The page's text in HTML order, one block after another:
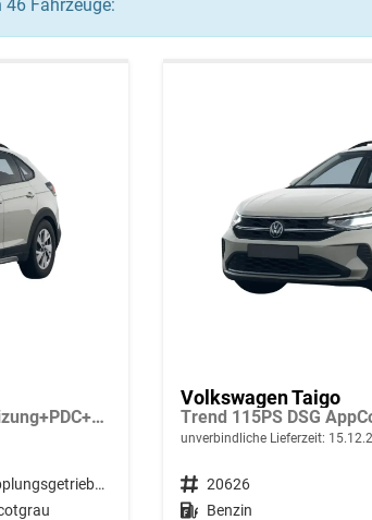
46Fahrzeuge:
Trend 115PS DSG AppConnect+Sitzheizung+PDC+Alu16+LED+DAB+FrontAssist
Doppelkupplungsgetriebe (DSG)
Volkswagen Taigo
unverbindliche Lieferzeit:
Fahrzeugnr. 20626
Kraftstoff Benzin